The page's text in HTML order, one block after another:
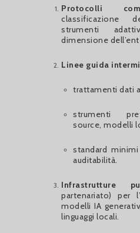
Protocolli
classificazione
strumenti
dimensione
Linee guida
trattamenti dati
strumenti
source, modelli
standard
auditabilità.
Infrastrutture
partenariato) per
modelli IA
linguaggi locali.